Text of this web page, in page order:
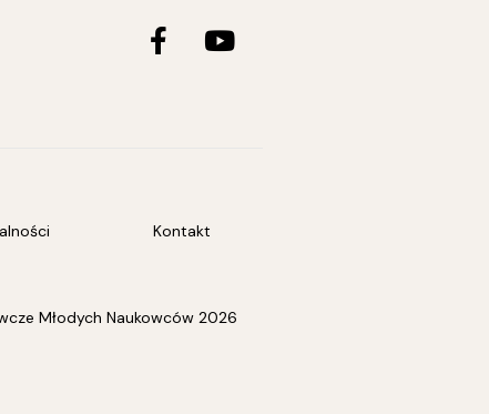
f
Kontakt
Młodych Naukowców 2026